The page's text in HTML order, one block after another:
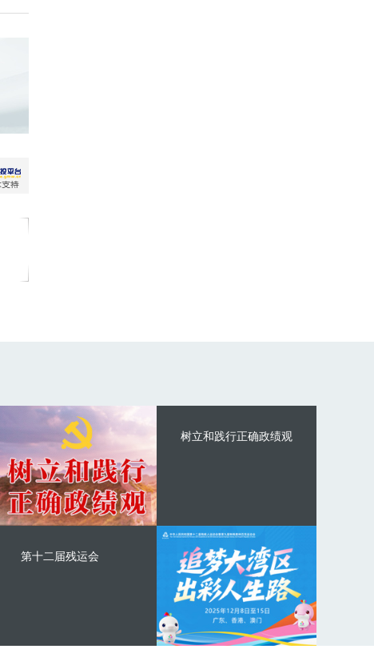
树立和践行正确政绩观
第十二届残运会